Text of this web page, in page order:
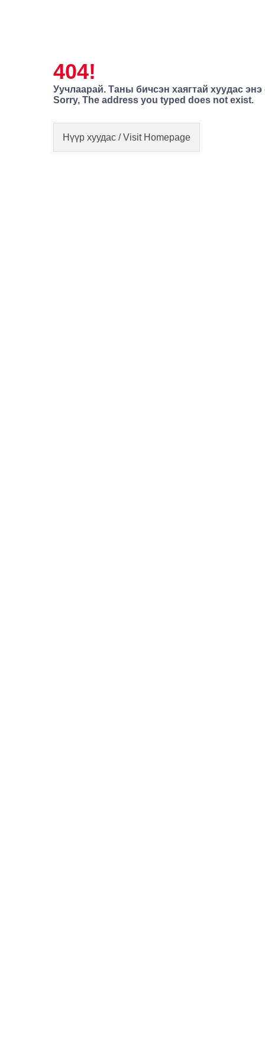
404!
Уучлаарай. Таны бичсэн хаягтай хуудас
Sorry, The address you typed does not exist.
Нүүр хуудас / Visit Homepage